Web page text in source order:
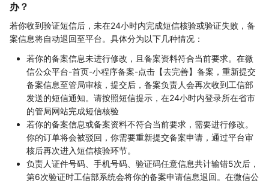
办？
若你收到验证短信后，未在24小时内完成短信核验或验证失败，备
案信息将自动退回至平台。具体分为以下几种情况：
若你的备案信息未进行修改，且备案资料符合当前要求。在微
信公众平台-首页-小程序备案-点击【去完善】备案，重新提交
备案信息至管局审核，提交后，备案负责人会再次收到工信部
发送的短信通知。请按照短信提示，在24小时内登录所在省市
的管局网站完成短信核验
若你的备案信息或备案资料不符合当前要求，需要进行修改。
你的订单将会被驳回，你需要重新提交备案申请，通过平台审
核后再次进入短信核验环节。
负责人证件号码、手机号码、验证码任意信息共计输错5次后，
第6次验证时工信部系统会将你的备案申请信息退回。在微信公